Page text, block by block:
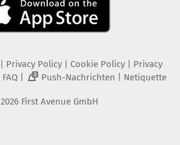
| Privacy Policy| Cookie Policy| Privacy
FAQ| 2 Push-Nachrichten | Netiquette
2026 First Avenue GmbH